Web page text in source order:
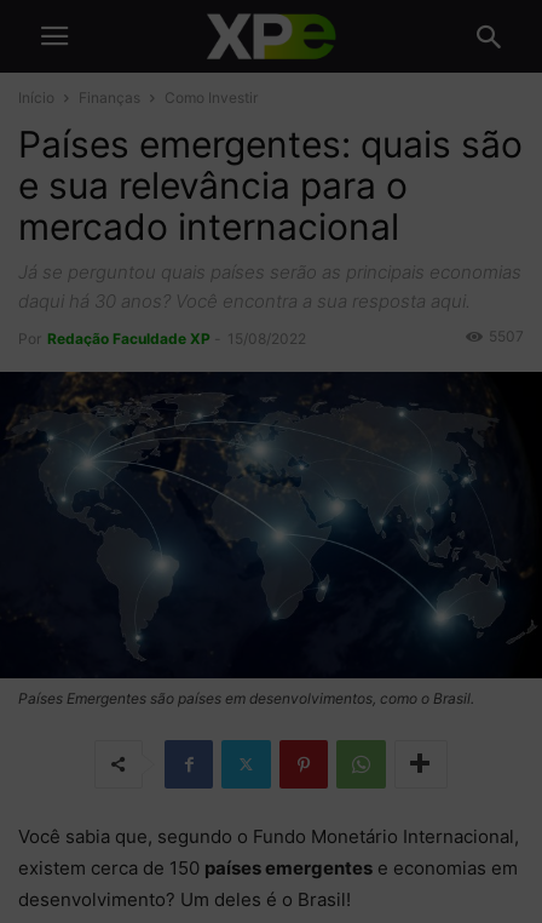
Início Finanças Como Investir
Países emergentes: quais são
e sua relevância para o
mercado internacional
Já se perguntou quais países serão as principais economias
daqui há 30 anos? Você encontra a sua resposta aqui.
Por Redação Faculdade XP 15/08/2022 5507
Países Emergentes são países em desenvolvimentos, como o Brasil.
Você sabia que, segundo o Fundo Monetário Internacional,
existem cerca de 150 países emergentes e economias em
desenvolvimento? Um deles é o Brasil!